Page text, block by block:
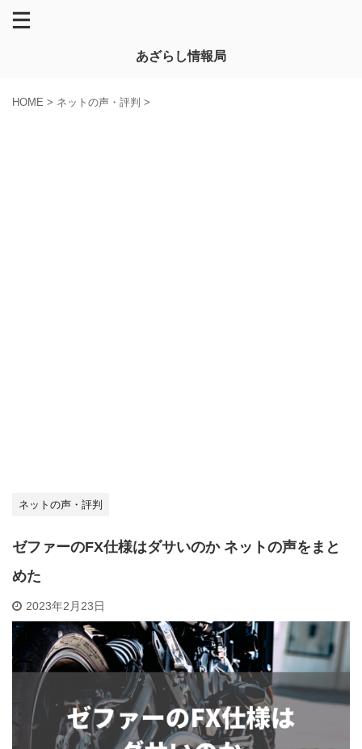
あざらし情報局
HOME > ネットの声・評判 >
ネットの声・評判
ゼファーのFX仕様はダサいのか ネットの声をまと
めた
2023年2月23日